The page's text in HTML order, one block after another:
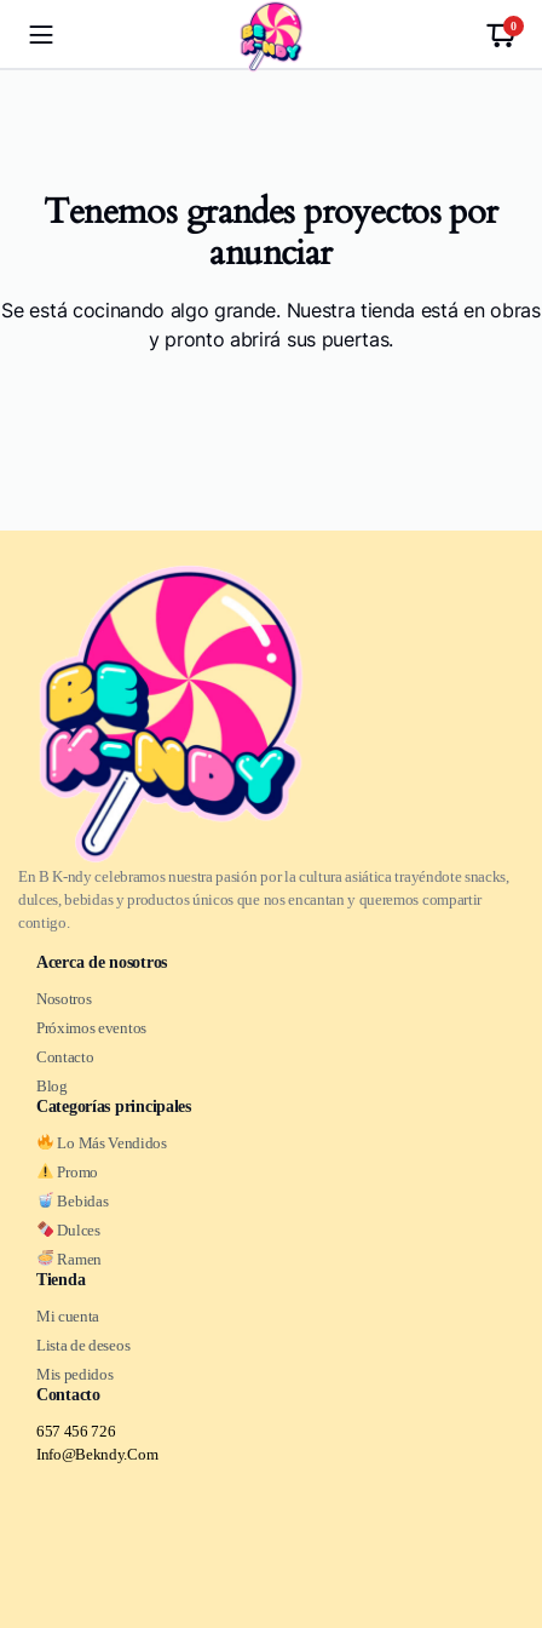
0
Tenemos grandes proyectos por
anunciar
Se está cocinando algo grande. Nuestra tienda está en obras
y pronto abrirá sus puertas.
En B K-ndy celebramos nuestra pasión por la cultura asiática trayéndote snacks,
dulces, bebidas y productos únicos que nos encantan y queremos compartir
contigo.
Acerca de nosotros
Nosotros
Próximos eventos
Contacto
Blog
Categorías principales
Lo Más Vendidos
Promo
Bebidas
Dulces
Ramen
Tienda
Mi cuenta
Lista de deseos
Mis pedidos
Contacto
657 456 726
Info@Bekndy.Com